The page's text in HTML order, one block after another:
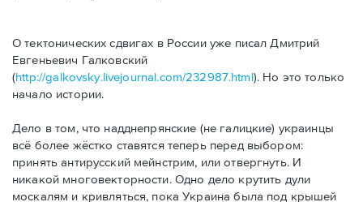
О тектонических сдвигах в России уже писал Дмитрий
Евгеньевич Галковский
(http://galkovsky.livejournal.com/232987.html). Но это только
начало истории.
Дело в том, что надднепрянские (не галицкие) украинцы
всё более жёстко ставятся теперь перед выбором:
принять антирусский мейнстрим, или отвергнуть. И
никакой многовекторности. Одно дело крутить дули
москалям и кривляться, пока Украина была под крышей